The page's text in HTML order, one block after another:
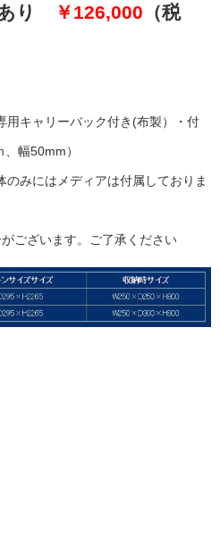
り
￥126,000 （税
用キャリーバック付き(布製）・付
幅50mm）
みにはメディアは付属しておりま
ございます。ご了承ください